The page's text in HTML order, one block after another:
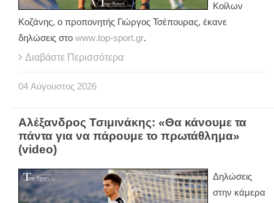
Κοίλων
Κοζάνης, ο προπονητής Γιώργος Τσέπουρας, έκανε
δηλώσεις στο www.top-sport.gr.
Διαβάστε Περισσότερα
04 Αύγουστος 2026
Αλέξανδρος Τσιμινάκης: «Θα κάνουμε τα
πάντα για να πάρουμε το πρωτάθλημα»
(video)
Δηλώσεις
στην κάμερα